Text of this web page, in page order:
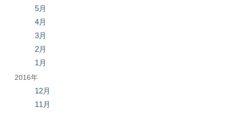
5月
4月
3月
2月
1月
2016年
12月
11月